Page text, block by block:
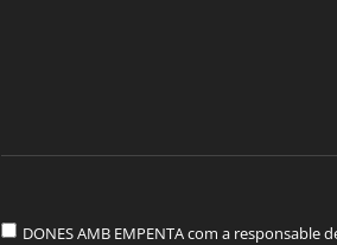
DONES AMB EMPENTA com a responsable